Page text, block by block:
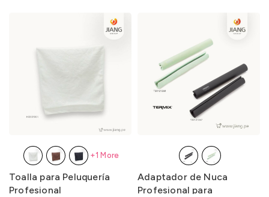
Toalla para Peluquería
Profesional
+1 More
Adaptador de Nuca
Profesional para